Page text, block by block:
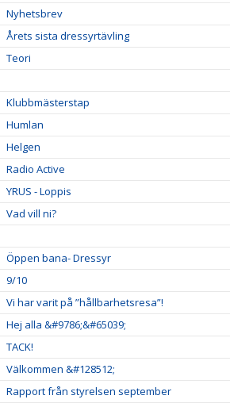
Nyhetsbrev
Årets sista dressyrtävling
Teori
Klubbmästerstap
Humlan
Helgen
Radio Active
YRUS - Loppis
Vad vill ni?
Öppen bana- Dressyr
9/10
Vi har varit på ”hållbarhetsresa”!
Hej alla &#9786;&#65039;
TACK!
Välkommen &#128512;
Rapport från styrelsen september